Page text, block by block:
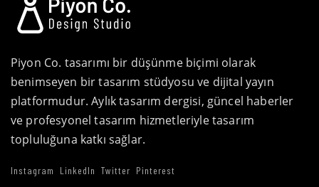
Piyon Co. tasarımı bir düşünme biçimi olarak
benimseyen bir tasarım stüdyosu ve dijital yayın
platformudur. Aylık tasarım dergisi, güncel haberler
ve profesyonel tasarım hizmetleriyle tasarım
topluluğuna katkı sağlar.
Instagram LinkedIn Twitter Pinterest